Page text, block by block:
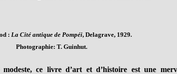
: La Cité antique de Pompéi, Delagrave, 1929.
Photographie: T. Guinhut.
ce livre d’art et d’histoire est une